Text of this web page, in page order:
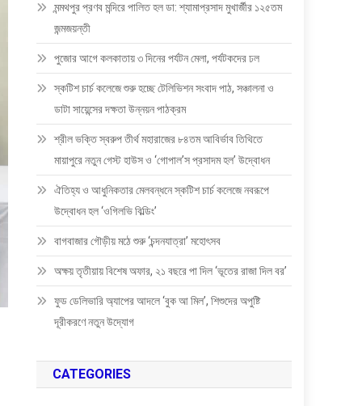
মন্মথপুর প্রণব মন্দিরে পালিত হল ডা: শ্যামাপ্রসাদ মুখার্জীর ১২৫তম
জন্মজয়ন্তী
পুজোর আগে কলকাতায় ৩ দিনের পর্যটন মেলা, পর্যটকদের ঢল
স্কটিশ চার্চ কলেজে শুরু হচ্ছে টেলিভিশন সংবাদ পাঠ, সঞ্চালনা ও
ডাটা সায়েন্সের দক্ষতা উন্নয়ন পাঠক্রম
শ্রীল ভক্তি স্বরুপ তীর্থ মহারাজের ৮৪তম আবির্ভাব তিথিতে
মায়াপুরে নতুন গেস্ট হাউস ও ‘গোপাল’স প্রসাদম হল’ উদ্বোধন
ঐতিহ্য ও আধুনিকতার মেলবন্ধনে স্কটিশ চার্চ কলেজে নবরূপে
উদ্বোধন হল ‘ওগিলভি বিল্ডিং’
বাগবাজার গৌড়ীয় মঠে শুরু ‘চন্দনযাত্রা’ মহোৎসব
অক্ষয় তৃতীয়ায় বিশেষ অফার, ২১ বছরে পা দিল ‘ভূতের রাজা দিল বর’
ফুড ডেলিভারি অ্যাপের আদলে ‘বুক আ মিল’, শিশুদের অপুষ্টি
দূরীকরণে নতুন উদ্যোগ
CATEGORIES